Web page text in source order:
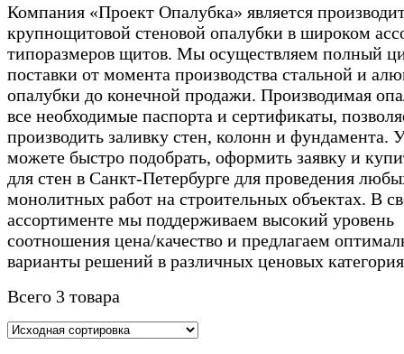
Компания «Проект Опалубка» является
крупнощитовой стеновой опалубки в широком
типоразмеров щитов. Мы осуществляем полный
поставки от момента производства стальной и
опалубки до конечной продажи. Производимая
все необходимые паспорта и сертификаты,
производить заливку стен, колонн и фундамента.
можете быстро подобрать, оформить заявку и
для стен в Санкт-Петербурге для проведения
монолитных работ на строительных объектах. В
ассортименте мы поддерживаем высокий уровень
соотношения цена/качество и предлагаем
варианты решений в различных ценовых
Всего 3 товара